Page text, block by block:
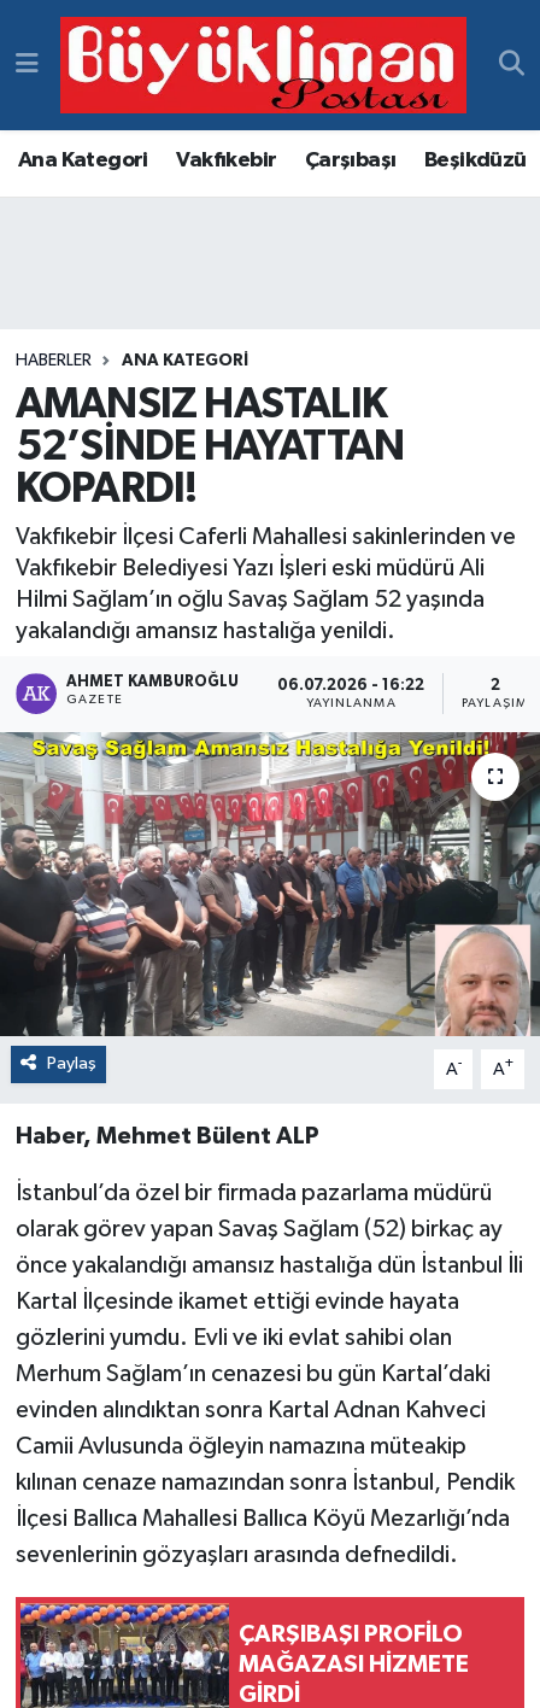
Ana Kategori Vakfıkebir Çarşıbaşı Beşikdüzü
HABERLER ANA KATEGORI
AMANSIZ HASTALIK
52’SİNDE HAYATTAN
KOPARDI!
Vakfıkebir İlçesi Caferli Mahallesi sakinlerinden ve
Vakfıkebir Belediyesi Yazı İşleri eski müdürü Ali
Hilmi Sağlam’ın oğlu Savaş Sağlam 52 yaşında
yakalandığı amansız hastalığa yenildi.
AHMET KAMBUROĞLU
GAZETE
06.07.2026 - 16:22
YAYINLANMA
2
PAYLAŞIM
Paylaş A- A+
Haber, Mehmet Bülent ALP
İstanbul’da özel bir firmada pazarlama müdürü
olarak görev yapan Savaş Sağlam (52) birkaç ay
önce yakalandığı amansız hastalığa dün İstanbul İli
Kartal İlçesinde ikamet ettiği evinde hayata
gözlerini yumdu. Evli ve iki evlat sahibi olan
Merhum Sağlam’ın cenazesi bu gün Kartal’daki
evinden alındıktan sonra Kartal Adnan Kahveci
Camii Avlusunda öğleyin namazına müteakip
kılınan cenaze namazından sonra İstanbul, Pendik
İlçesi Ballıca Mahallesi Ballıca Köyü Mezarlığı’nda
sevenlerinin gözyaşları arasında defnedildi.
ÇARŞIBAŞI PROFİLO
MAĞAZASI HİZMETE
GİRDİ
Vakfıkebir Hava Durumu
Vakfıkebir Trafik Yoğunluk Haritası
Haber Arşivi